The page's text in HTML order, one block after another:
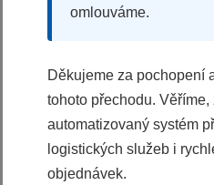
omlouváme.
Děkujeme za pochopení
tohoto přechodu. Věříme,
automatizovaný systém
logistických služeb i
objednávek.